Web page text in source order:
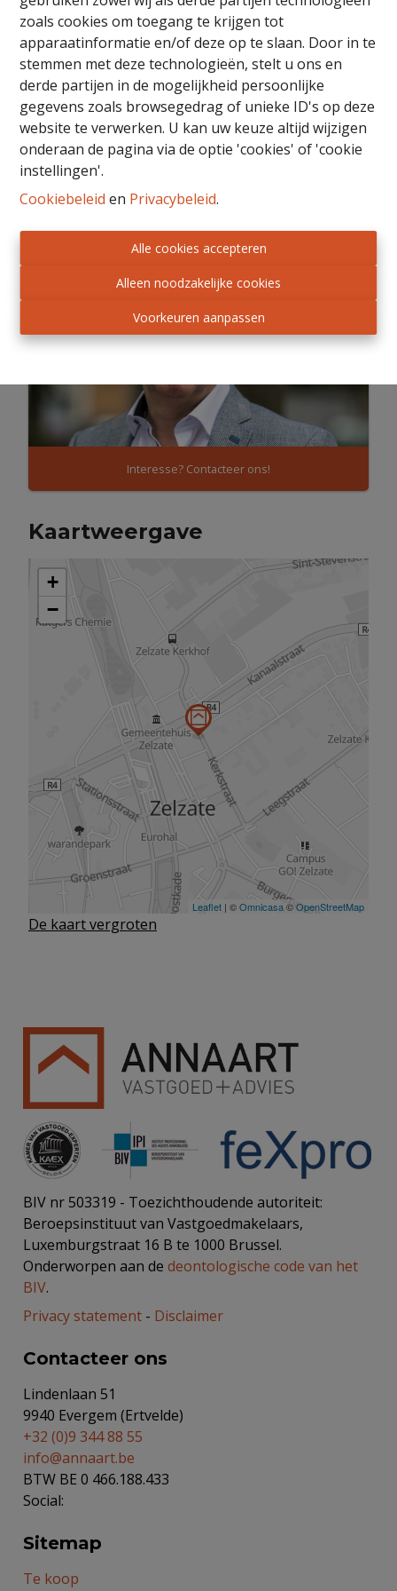
zoals cookies om toegang te krijgen tot
apparaatinformatie en/of deze op te slaan. Door in te
stemmen met deze technologieën, stelt u ons en
derde partijen in de mogelijkheid persoonlijke
gegevens zoals browsegedrag of unieke ID's op deze
website te verwerken. U kan uw keuze altijd wijzigen
onderaan de pagina via de optie 'cookies' of 'cookie
instellingen'.
Cookiebeleid en Privacybeleid.
Alle cookies accepteren
Alleen noodzakelijke cookies
Voorkeuren aanpassen
11378
ZELZATE
KERKSTRAAT
53 02 01
79 m²
11379
ZELZATE
KERKSTRAAT
53 02 02
68 m² 1
Interesse? Contacteer ons!
Kaartweergave
De kaart vergroten
BIV nr 503319 - Toezichthoudende autoriteit:
Beroepsinstituut van Vastgoedmakelaars,
Luxemburgstraat 16 B te 1000 Brussel.
Onderworpen aan de deontologische code van het
BIV.
Privacy statement - Disclaimer
Contacteer ons
Lindenlaan 51
9940 Evergem (Ertvelde)
+32 (0)9 344 88 55
info@annaart.be
BTW BE 0 466.188.433
Social:
Sitemap
Te koop